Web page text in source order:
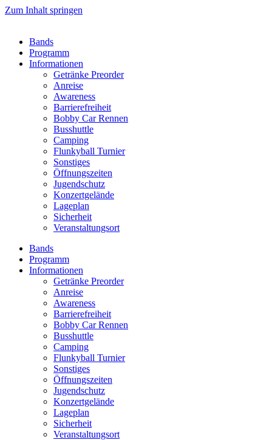
Zum Inhalt springen
Bands
Programm
Informationen
Getränke Preorder
Anreise
Awareness
Barrierefreiheit
Bobby Car Rennen
Busshuttle
Camping
Flunkyball Turnier
Sonstiges
Öffnungszeiten
Jugendschutz
Konzertgelände
Lageplan
Sicherheit
Veranstaltungsort
Bands
Programm
Informationen
Getränke Preorder
Anreise
Awareness
Barrierefreiheit
Bobby Car Rennen
Busshuttle
Camping
Flunkyball Turnier
Sonstiges
Öffnungszeiten
Jugendschutz
Konzertgelände
Lageplan
Sicherheit
Veranstaltungsort